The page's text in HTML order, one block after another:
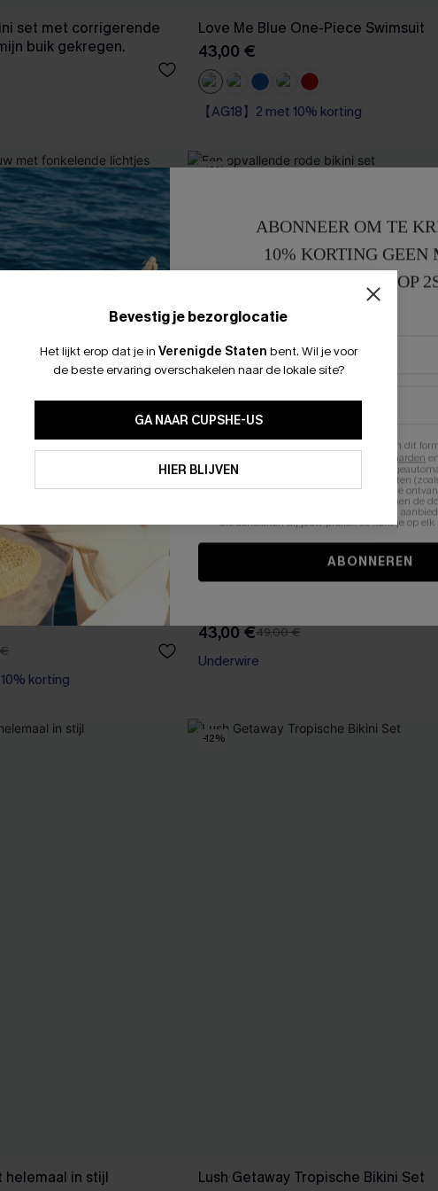
set met corrigerende
buik gekregen.
Love Me Blue One-Piece Swimsuit
43,00 €
【AG18】2 met 10% korting
met fonkelende
korting
-12%
43,00 €49,00 €
【AG18】2 met 10% korting
Underwire
Roze bikini set helemaal in stijl
-12%
Lush Getaway Tropische Bikini Set
Bevestig je bezorglocatie
Het lijkt erop dat je in Verenigde Staten bent. Wil je voor
de beste ervaring overschakelen naar de lokale site?
GA NAAR CUPSHE-US
HIER BLIJVEN
ABONNEER OM TE
10% KORTING GEEN
15% KORTING OP
Door je contactgegevens in te vullen en dit
Algemene Voorwaarden
stemt er tevens mee in om herhaalde
en gepersonaliseerde marketingberichten
winkelwagen) en e-mails van Cupshe te
niet vereist voor een aankoop. We kunnen de
informatie gebruiken om producten en
die aansluiten bij jouw profiel. Je kunt je op
ABONNEREN